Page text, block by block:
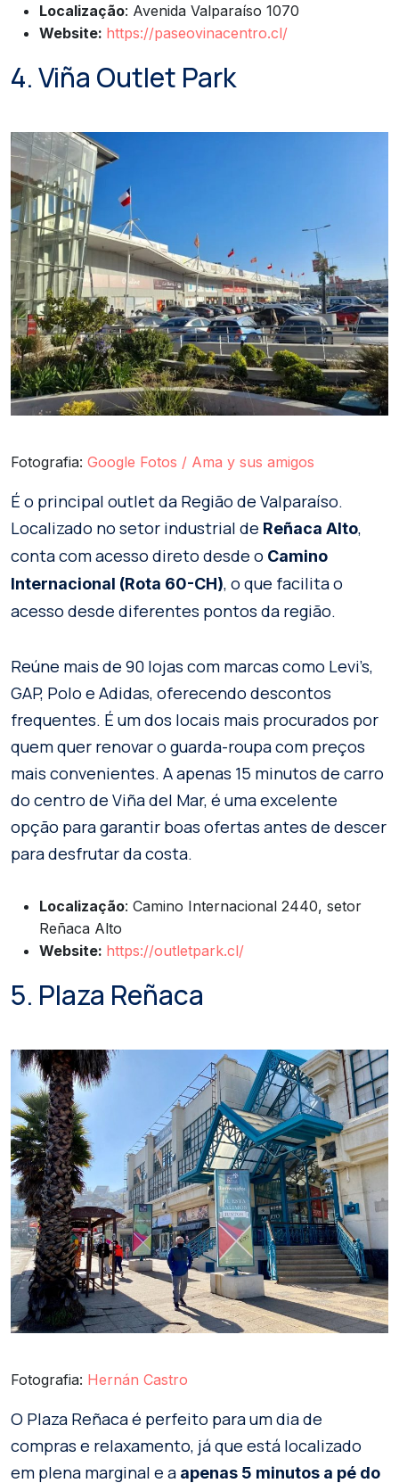
Localização: Avenida Valparaíso 1070
Website: https://paseovinacentro.cl/
4. Viña Outlet Park
Fotografia: Google Fotos / Ama y sus amigos
É o principal outlet da Região de Valparaíso.
Localizado no setor industrial de Reñaca Alto,
conta com acesso direto desde o Camino
Internacional (Rota 60-CH), o que facilita o
acesso desde diferentes pontos da região.
Reúne mais de 90 lojas com marcas como Levi’s,
GAP, Polo e Adidas, oferecendo descontos
frequentes. É um dos locais mais procurados por
quem quer renovar o guarda-roupa com preços
mais convenientes. A apenas 15 minutos de carro
do centro de Viña del Mar, é uma excelente
opção para garantir boas ofertas antes de descer
para desfrutar da costa.
Localização: Camino Internacional 2440, setor
Reñaca Alto
Website: https://outletpark.cl/
5. Plaza Reñaca
Fotografia: Hernán Castro
O Plaza Reñaca é perfeito para um dia de
compras e relaxamento, já que está localizado
em plena marginal e a apenas 5 minutos a pé do